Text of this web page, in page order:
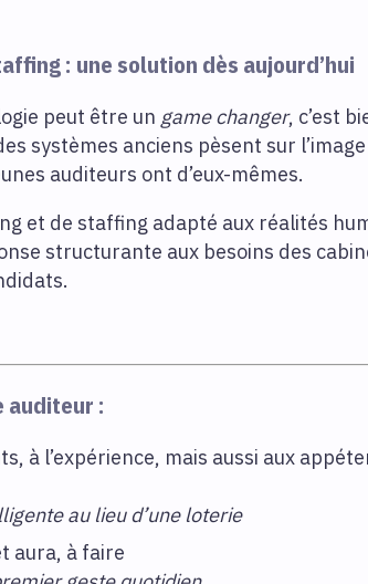
: une solution dès aujourd’hui
peut être un game changer, c’est
systèmes anciens pèsent sur
auditeurs ont d’eux-mêmes.
et de staffing adapté aux réalités
structurante aux besoins des
auditeur :
à l’expérience, mais aussi aux
au lieu d’une loterie
aura, à faire